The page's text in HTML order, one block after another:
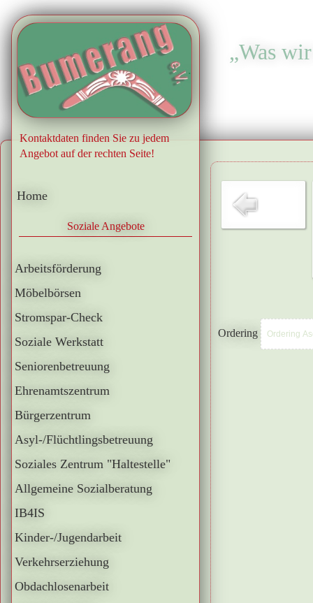
„Was
.
Kontaktdaten finden Sie zu jedem
Angebot auf der rechten Seite!
Home
Soziale Angebote
Arbeitsförderung
Möbelbörsen
Stromspar-Check
Soziale Werkstatt
Seniorenbetreuung
Ehrenamtszentrum
Bürgerzentrum
Asyl-/Flüchtlingsbetreuung
Soziales Zentrum "Haltestelle"
Allgemeine Sozialberatung
IB4IS
Kinder-/Jugendarbeit
Verkehrserziehung
Obdachlosenarbeit
Ordering